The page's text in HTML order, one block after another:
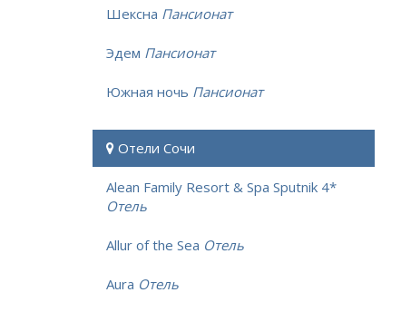
Шексна Пансионат
Эдем Пансионат
Южная ночь Пансионат
Отели Сочи
Alean Family Resort & Spa Sputnik 4*
Отель
Allur of the Sea Отель
Aura Отель